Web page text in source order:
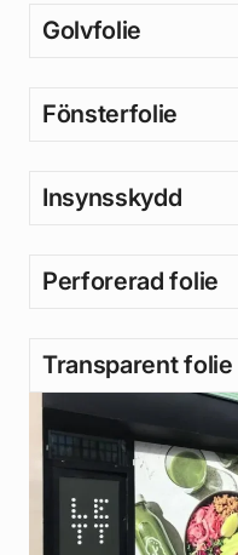
Golvfolie
Fönsterfolie
Insynsskydd
Perforerad folie
Transparent folie